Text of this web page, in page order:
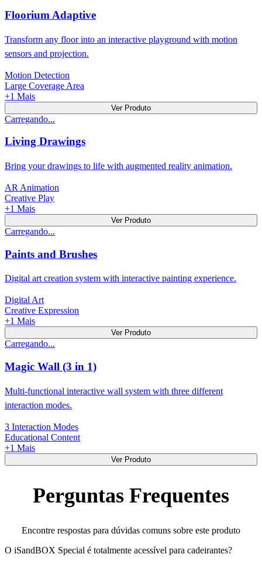
Floorium Adaptive
Transform any floor into an interactive playground with motion
sensors and projection.
Motion Detection
Large Coverage Area
+1 Mais
Ver Produto
Carregando...
Living Drawings
Bring your drawings to life with augmented reality animation.
AR Animation
Creative Play
+1 Mais
Ver Produto
Carregando...
Paints and Brushes
Digital art creation system with interactive painting experience.
Digital Art
Creative Expression
+1 Mais
Ver Produto
Carregando...
Magic Wall (3 in 1)
Multi-functional interactive wall system with three different
interaction modes.
3 Interaction Modes
Educational Content
+1 Mais
Ver Produto
Perguntas Frequentes
Encontre respostas para dúvidas comuns sobre este produto
O iSandBOX Special é totalmente acessível para cadeirantes?